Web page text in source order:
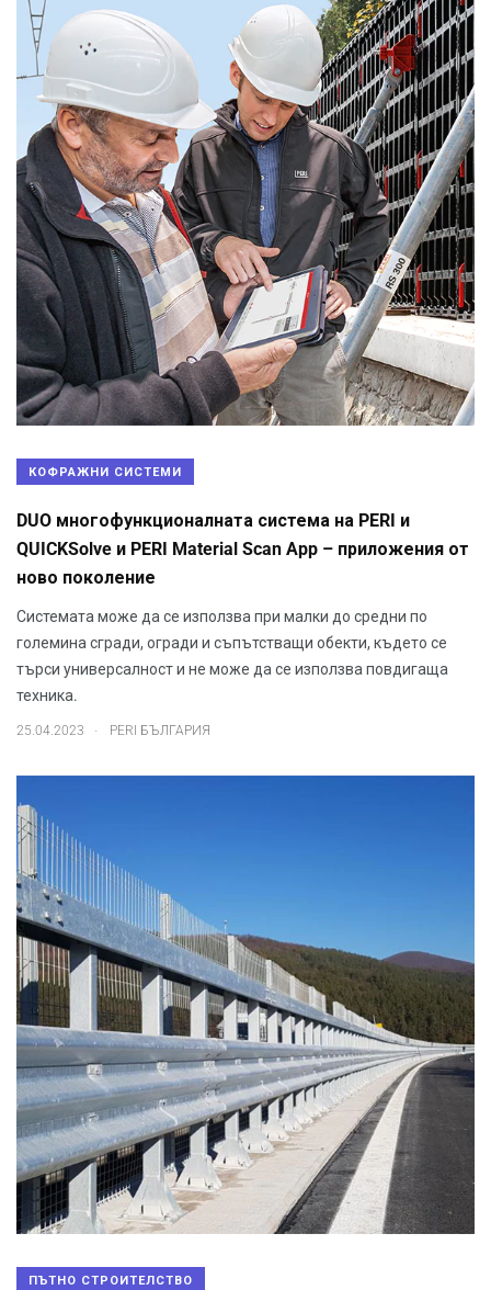
КОФРАЖНИ СИСТЕМИ
DUO многофункционалната система на PERI и
QUICKSolve и PERI Material Scan App – приложения от
ново поколение
Системата може да се използва при малки до средни по
големина сгради, огради и съпътстващи обекти, където се
търси универсалност и не може да се използва повдигаща
техника.
25.04.2023 . PERI БЪЛГАРИЯ
ПЪТНО СТРОИТЕЛСТВО